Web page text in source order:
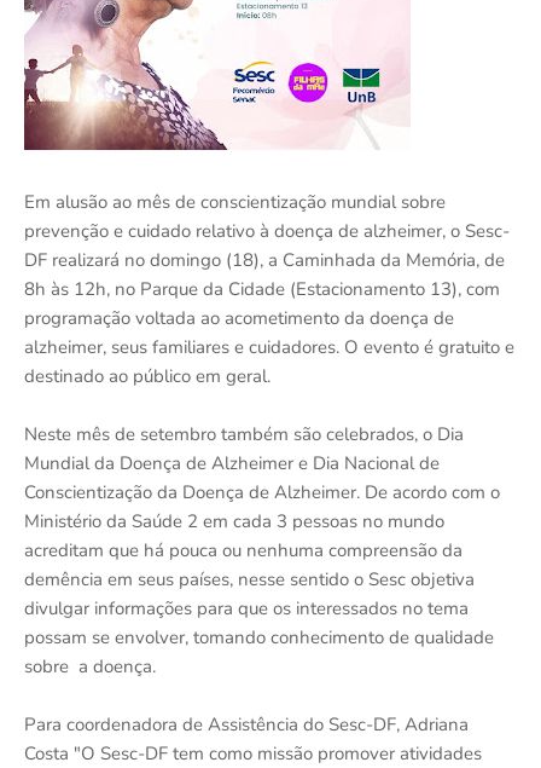
Em alusão ao mês de conscientização mundial sobre
prevenção e cuidado relativo à doença de alzheimer, o Sesc-
DF realizará no domingo (18), a Caminhada da Memória, de
8h às 12h, no Parque da Cidade (Estacionamento 13), com
programação voltada ao acometimento da doença de
alzheimer, seus familiares e cuidadores. O evento é gratuito e
destinado ao público em geral.
Neste mês de setembro também são celebrados, o Dia
Mundial da Doença de Alzheimer e Dia Nacional de
Conscientização da Doença de Alzheimer. De acordo com o
Ministério da Saúde 2 em cada 3 pessoas no mundo
acreditam que há pouca ou nenhuma compreensão da
demência em seus países, nesse sentido o Sesc objetiva
divulgar informações para que os interessados no tema
possam se envolver, tomando conhecimento de qualidade
sobre a doença.
Para coordenadora de Assistência do Sesc-DF, Adriana
Costa "O Sesc-DF tem como missão promover atividades